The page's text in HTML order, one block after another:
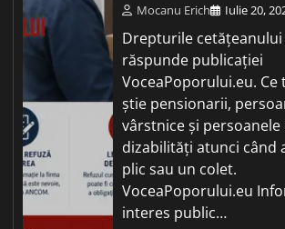
Mocanu Erich Iulie 20,
Drepturile cetățeanului
răspunde publicației
VoceaPoporului.eu. Ce
știe pensionarii,
vârstnice și persoanele
dizabilități atunci când
plic sau un colet.
VoceaPoporului.eu
interes public…